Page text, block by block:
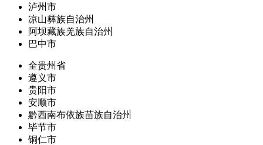
泸州市
凉山彝族自治州
阿坝藏族羌族自治州
巴中市
全贵州省
遵义市
贵阳市
安顺市
黔西南布依族苗族自治州
毕节市
铜仁市